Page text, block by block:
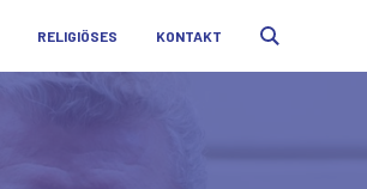
RELIGIÖSES KONTAKT